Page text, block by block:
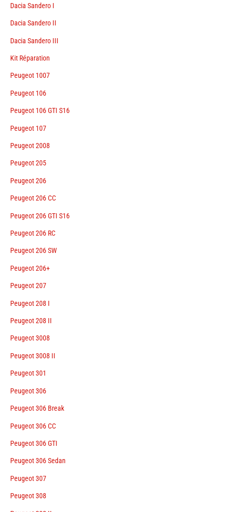
Dacia Sandero I
Dacia Sandero II
Dacia Sandero III
Kit Réparation
Peugeot 1007
Peugeot 106
Peugeot 106 GTI S16
Peugeot 107
Peugeot 2008
Peugeot 205
Peugeot 206
Peugeot 206 CC
Peugeot 206 GTI S16
Peugeot 206 RC
Peugeot 206 SW
Peugeot 206+
Peugeot 207
Peugeot 208 I
Peugeot 208 II
Peugeot 3008
Peugeot 3008 II
Peugeot 301
Peugeot 306
Peugeot 306 Break
Peugeot 306 CC
Peugeot 306 GTI
Peugeot 306 Sedan
Peugeot 307
Peugeot 308